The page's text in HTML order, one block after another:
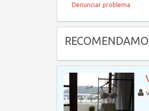
Denunciar problema